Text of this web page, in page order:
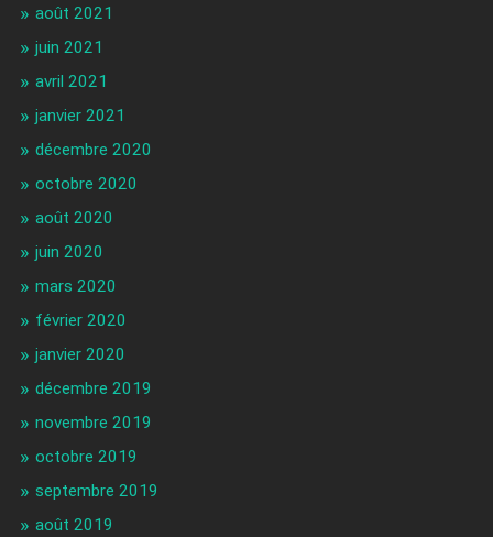
août 2021
juin 2021
avril 2021
janvier 2021
décembre 2020
octobre 2020
août 2020
juin 2020
mars 2020
février 2020
janvier 2020
décembre 2019
novembre 2019
octobre 2019
septembre 2019
août 2019